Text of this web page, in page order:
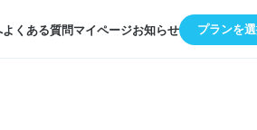
よくある質問マイページお知らせ プランを